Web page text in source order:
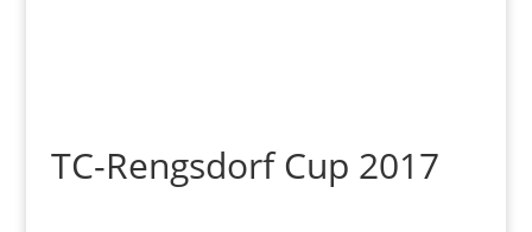
TC-Rengsdorf Cup 2017